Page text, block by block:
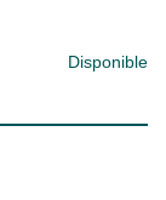
Disponible